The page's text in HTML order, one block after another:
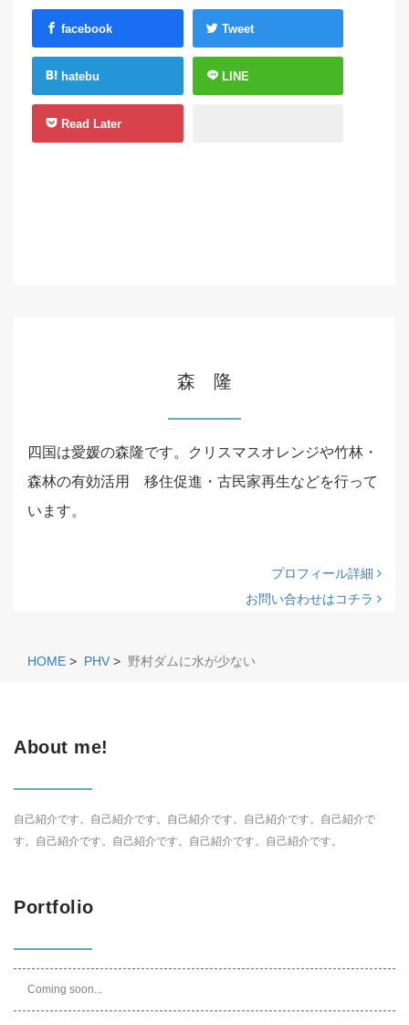
facebook Tweet
hatebu LINE
Read Later
森 隆
四国は愛媛の森隆です。クリスマスオレンジや竹林・
森林の有効活用 移住促進・古民家再生などを行って
います。
プロフィール詳細
お問い合わせはコチラ
HOME > PHV > 野村ダムに水が少ない
About me!
自己紹介です。自己紹介です。自己紹介です。自己紹介です。自己紹介で
す。自己紹介です。自己紹介です。自己紹介です。自己紹介です。
Portfolio
Coming soon...